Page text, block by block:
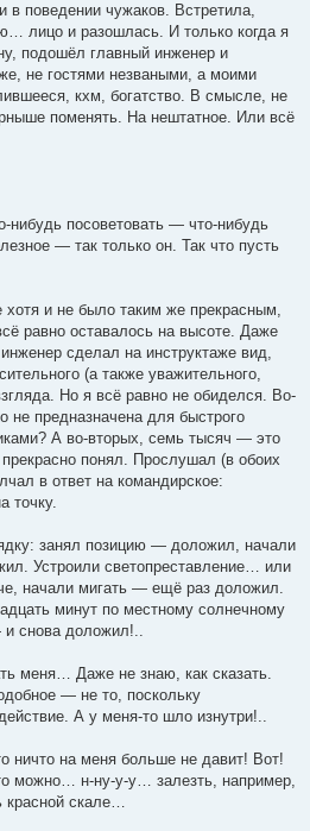
поведении чужаков. Встретила,
лицо и разошлась. И только когда я
подошёл главный инженер и
не гостями незваными, а моими
кхм, богатство. В смысле, не
поменять. На нештатное. Или всё
нибудь посоветовать — что-нибудь
— так только он. Так что пусть
хотя и не было таким же прекрасным,
равно оставалось на высоте. Даже
сделал на инструктаже вид,
(а также уважительного,
Но я всё равно не обиделся. Во-
не предназначена для быстрого
А во-вторых, семь тысяч — это
понял. Прослушал (в обоих
в ответ на командирское:
точку.
занял позицию — доложил, начали
Устроили светопреставление… или
начали мигать — ещё раз доложил.
минут по местному солнечному
и снова доложил!..
меня… Даже не знаю, как сказать.
— не то, поскольку
А у меня-то шло изнутри!..
ничто на меня больше не давит! Вот!
можно… н-ну-у-у… залезть, например,
красной скале…